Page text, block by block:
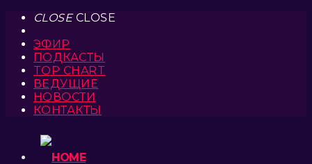
CLOSECLOSE
ЭФИР
ПОДКАСТЫ
TOP CHART
ВЕДУЩИЕ
НОВОСТИ
КОНТАКТЫ